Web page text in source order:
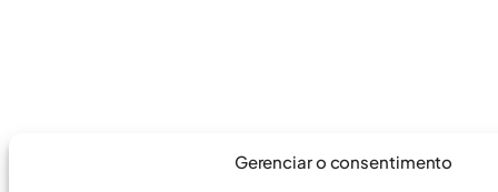
Gerenciar o consentimento